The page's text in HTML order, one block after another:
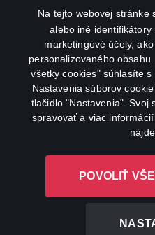
Na tejto webovej stránke
alebo iné
marketingové účely,
personalizovaného
všetky cookies" súhlasíte
Nastavenia súborov
tlačidlo "Nastavenia". Svoj
spravovať a viac
POVOLIŤ
My profile
Important links
Canal+ Luxembourg S. à r.l. so